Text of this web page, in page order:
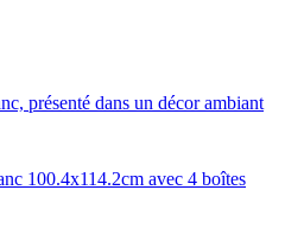
100.4x114.2cm avec 4 boîtes